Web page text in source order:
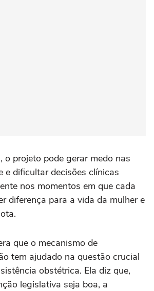
o projeto pode gerar medo nas
e dificultar decisões clínicas
nos momentos em que cada
diferença para a vida da mulher e
que o mecanismo de
tem ajudado na questão crucial
obstétrica. Ela diz que,
legislativa seja boa, a